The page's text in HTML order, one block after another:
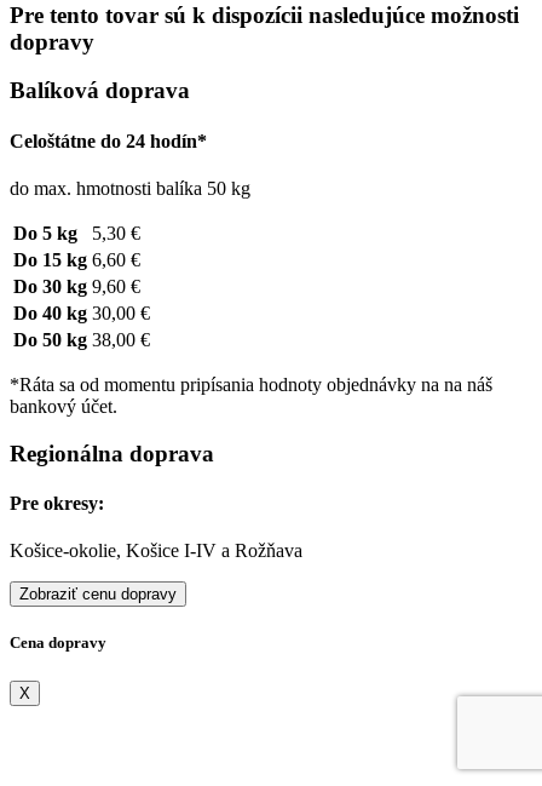
Pre tento tovar sú k dispozícii nasledujúce možnosti
dopravy
Balíková doprava
Celoštátne do 24 hodín*
do max. hmotnosti balíka 50 kg
Do 5 kg
5,30 €
Do 15 kg 6,60 €
Do 30 kg 9,60 €
Do 40 kg 30,00 €
Do 50 kg 38,00 €
*Ráta sa od momentu pripísania hodnoty objednávky na na náš
bankový účet.
Regionálna doprava
Pre okresy:
Košice-okolie, Košice I-IV a Rožňava
Zobraziť cenu dopravy
Cena dopravy
X